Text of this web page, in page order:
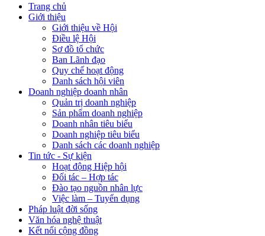
Trang chủ
Giới thiệu
Giới thiệu về Hội
Điều lệ Hội
Sơ đồ tổ chức
Ban Lãnh đạo
Quy chế hoạt động
Danh sách hội viên
Doanh nghiệp doanh nhân
Quản trị doanh nghiệp
Sản phẩm doanh nghiệp
Doanh nhân tiêu biểu
Doanh nghiệp tiêu biểu
Danh sách các doanh nghiệp
Tin tức - Sự kiện
Hoạt động Hiệp hội
Đối tác – Hợp tác
Đào tạo nguồn nhân lực
Việc làm – Tuyển dụng
Pháp luật đời sống
Văn hóa nghệ thuật
Kết nối cộng đồng